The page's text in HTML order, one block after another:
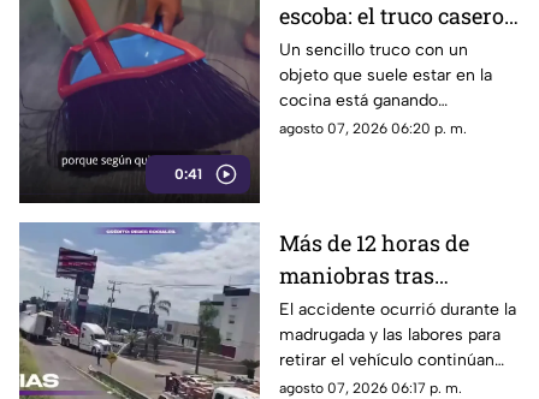
0:41
escoba: el truco casero
que se volvió viral
Un sencillo truco con un
objeto que suele estar en la
cocina está ganando
popularidad entre quienes
agosto 07, 2026 06:20 p. m.
Más de 12 horas de
maniobras tras
volcadura de unidad
pesada en la carretera
57
El accidente ocurrió durante la
madrugada y las labores para
retirar el vehículo continúan
desde hace más de 12 horas en
agosto 07, 2026 06:17 p. m.